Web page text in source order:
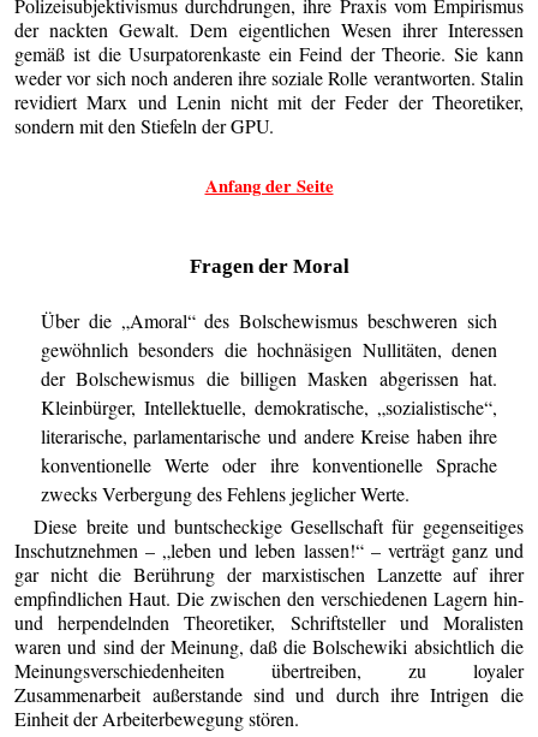
Polizeisubjektivismus durchdrungen, ihre Praxis vom Empirismus
der nackten Gewalt. Dem eigentlichen Wesen ihrer Interessen
gemäß ist die Usurpatorenkaste ein Feind der Theorie. Sie kann
weder vor sich noch anderen ihre soziale Rolle verantworten. Stalin
revidiert Marx und Lenin nicht mit der Feder der Theoretiker,
sondern mit den Stiefeln der GPU.
Anfang der Seite
Fragen der Moral
Über die „Amoral“ des Bolschewismus beschweren sich
gewöhnlich besonders die hochnäsigen Nullitäten, denen
der Bolschewismus die billigen Masken abgerissen hat.
Kleinbürger, Intellektuelle, demokratische, „sozialistische“,
literarische, parlamentarische und andere Kreise haben ihre
konventionelle Werte oder ihre konventionelle Sprache
zwecks Verbergung des Fehlens jeglicher Werte.
Diese breite und buntscheckige Gesellschaft für gegenseitiges
Inschutznehmen – „leben und leben lassen!“ – verträgt ganz und
gar nicht die Berührung der marxistischen Lanzette auf ihrer
empfindlichen Haut. Die zwischen den verschiedenen Lagern hin-
und herpendelnden Theoretiker, Schriftsteller und Moralisten
waren und sind der Meinung, daß die Bolschewiki absichtlich die
Meinungsverschiedenheiten übertreiben, zu loyaler
Zusammenarbeit außerstande sind und durch ihre Intrigen die
Einheit der Arbeiterbewegung stören.